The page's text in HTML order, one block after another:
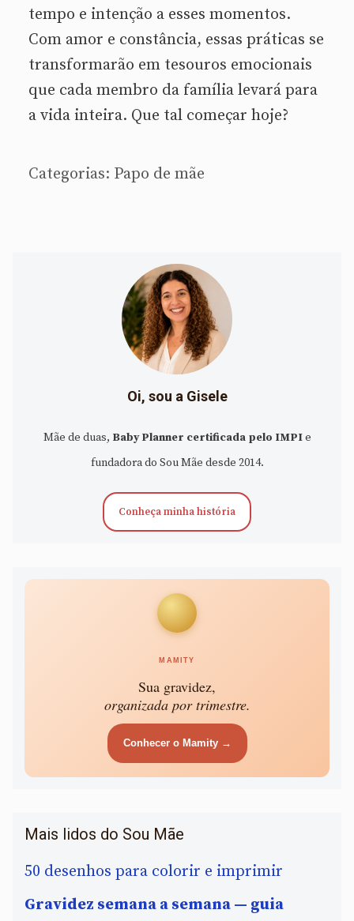
tempo e intenção a esses momentos.
Com amor e constância, essas práticas se
transformarão em tesouros emocionais
que cada membro da família levará para
a vida inteira. Que tal começar hoje?
Categorias: Papo de mãe
Oi, sou a Gisele
Mãe de duas, Baby Planner certificada pelo IMPIe
fundadora do Sou Mãe desde 2014.
Conheça minha história
MAMITY
Sua gravidez,
organizada por trimestre.
Conhecer o Mamity →
Mais lidos do Sou Mãe
50 desenhos para colorir e imprimir
Gravidez semana a semana — guia